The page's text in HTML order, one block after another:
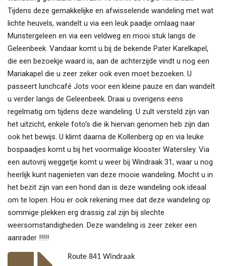
Tijdens deze gemakkelijke en afwisselende wandeling met wat
lichte heuvels, wandelt u via een leuk paadje omlaag naar
Munstergeleen en via een veldweg en mooi stuk langs de
Geleenbeek. Vandaar komt u bij de bekende Pater Karelkapel,
die een bezoekje waard is, aan de achterzijde vindt u nog een
Mariakapel die u zeer zeker ook even moet bezoeken. U
passeert lunchcafé Jots voor een kleine pauze en dan wandelt
u verder langs de Geleenbeek. Draai u overigens eens
regelmatig om tijdens deze wandeling. U zult versteld zijn van
het uitzicht, enkele foto's die ik hiervan genomen heb zijn dan
ook het bewijs. U klimt daarna de Kollenberg op en via leuke
bospaadjes komt u bij het voormalige klooster Watersley. Via
een autovrij weggetje komt u weer bij Windraak 31, waar u nog
heerlijk kunt nagenieten van deze mooie wandeling. Mocht u in
het bezit zijn van een hond dan is deze wandeling ook ideaal
om te lopen. Hou er ook rekening mee dat deze wandeling op
sommige plekken erg drassig zal zijn bij slechte
weersomstandigheden. Deze wandeling is zeer zeker een
aanrader !!!!!
Route 841 Windraak